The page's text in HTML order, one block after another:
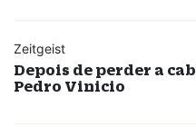
Zeitgeist
Depois de perder a
Pedro Vinicio